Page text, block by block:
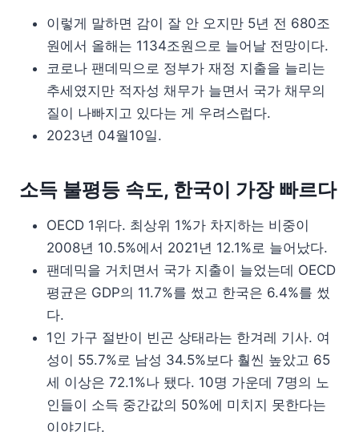
이렇게 말하면 감이 잘 안 오지만 5년 전 680조
원에서 올해는 1134조원으로 늘어날 전망이다.
코로나 팬데믹으로 정부가 재정 지출을 늘리는
추세였지만 적자성 채무가 늘면서 국가 채무의
질이 나빠지고 있다는 게 우려스럽다.
2023년 04월10일.
소득 불평등 속도, 한국이 가장 빠르다
OECD 1위다. 최상위 1%가 차지하는 비중이
2008년 10.5%에서 2021년 12.1%로 늘어났다.
팬데믹을 거치면서 국가 지출이 늘었는데 OECD
평균은 GDP의 11.7%를 썼고 한국은 6.4%를 썼
다.
1인 가구 절반이 빈곤 상태라는 한겨레 기사. 여
성이 55.7%로 남성 34.5%보다 훨씬 높았고 65
세 이상은 72.1%나 됐다. 10명 가운데 7명의 노
인들이 소득 중간값의 50%에 미치지 못한다는
이야기다.